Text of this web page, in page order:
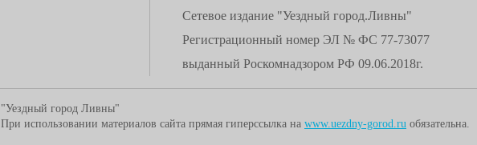
Сетевое издание "Уездный город.Ливны"
Регистрационный номер ЭЛ № ФС 77-73077
выданный Роскомнадзором РФ 09.06.2018г.
"Уездный город Ливны"
При использовании материалов сайта прямая гиперссылка на www.uezdny-gorod.ru обязательна.